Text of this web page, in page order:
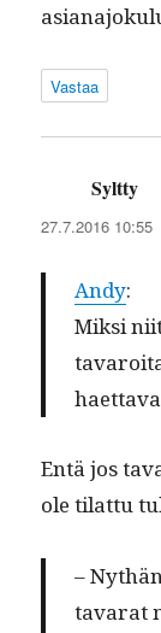
Vastaa
Syltty
27.7.2016 10:55
Andy:
Mik­si
Entä jos
ole tilat­tu
–
tavarat